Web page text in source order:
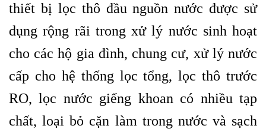
thiết bị lọc thô đầu nguồn nước được sử
dụng rộng rãi trong xử lý nước sinh hoạt
cho các hộ gia đình, chung cư, xử lý nước
cấp cho hệ thống lọc tổng, lọc thô trước
RO, lọc nước giếng khoan có nhiều tạp
chất, loại bỏ cặn làm trong nước và sạch